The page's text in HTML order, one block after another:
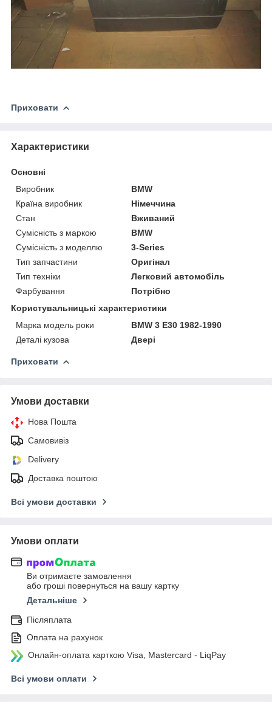
Приховати
Характеристики
Основні
Виробник
BMW
Країна виробник
Німеччина
Стан
Вживаний
Сумісність з маркою
BMW
Сумісність з моделлю
3-Series
Тип запчастини
Оригінал
Тип техніки
Легковий автомобіль
Фарбування
Потрібно
Користувальницькі характеристики
Марка модель роки
BMW 3 E30 1982-1990
Деталі кузова
Двері
Приховати
Умови доставки
Нова Пошта
Самовивіз
Delivery
Доставка поштою
Всі умови доставки
Умови оплати
Ви отримаєте замовлення
або гроші повернуться на вашу картку
Детальніше
Післяплата
Оплата на рахунок
Онлайн-оплата карткою Visa, Mastercard - LiqPay
Всі умови оплати